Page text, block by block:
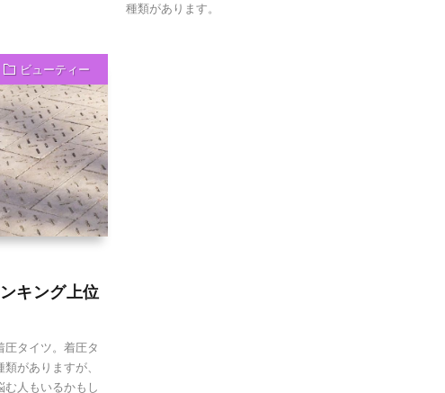
種類があります。
ビューティー
キング上位
圧タイツ。着圧タ
がありますが、
む人もいるかもし